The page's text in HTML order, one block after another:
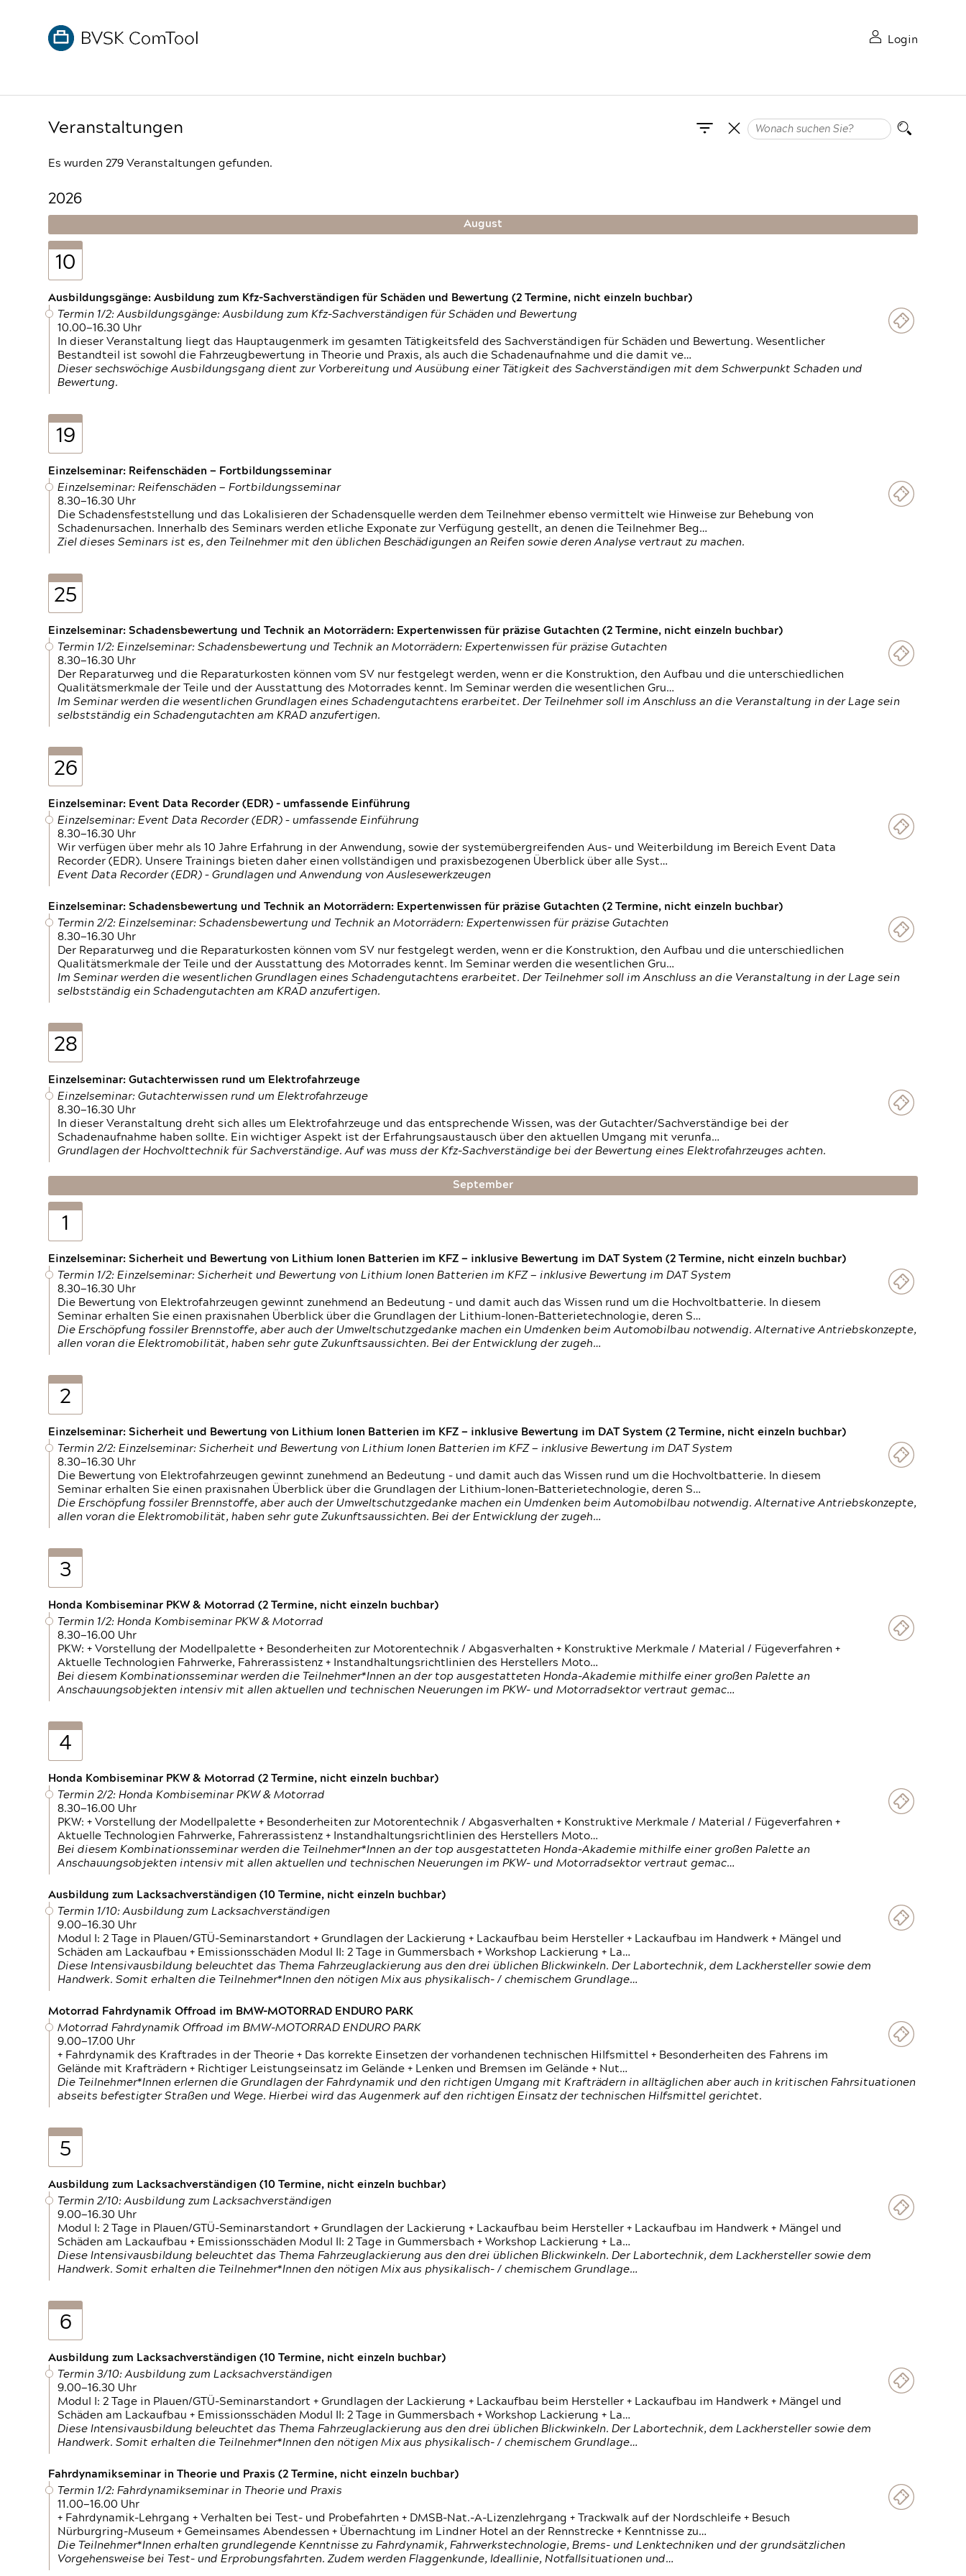
Login
Veranstaltungen
Es wurden 279 Veranstaltungen gefunden.
2026
August
10
Ausbildungsgänge: Ausbildung zum Kfz-Sachverständigen für Schäden und Bewertung (2 Termine, nicht einzeln buchbar)
Termin 1/2: Ausbildungsgänge: Ausbildung zum Kfz-Sachverständigen für Schäden und Bewertung
10.00—16.30 Uhr
In dieser Veranstaltung liegt das Hauptaugenmerk im gesamten Tätigkeitsfeld des Sachverständigen für Schäden und Bewertung. Wesentlicher
Bestandteil ist sowohl die Fahrzeugbewertung in Theorie und Praxis, als auch die Schadenaufnahme und die damit ve…
Dieser sechswöchige Ausbildungsgang dient zur Vorbereitung und Ausübung einer Tätigkeit des Sachverständigen mit dem Schwerpunkt Schaden und
Bewertung.
19
Einzelseminar: Reifenschäden — Fortbildungsseminar
Einzelseminar: Reifenschäden — Fortbildungsseminar
8.30—16.30 Uhr
Die Schadensfeststellung und das Lokalisieren der Schadensquelle werden dem Teilnehmer ebenso vermittelt wie Hinweise zur Behebung von
Schadenursachen. Innerhalb des Seminars werden etliche Exponate zur Verfügung gestellt, an denen die Teilnehmer Beg…
Ziel dieses Seminars ist es, den Teilnehmer mit den üblichen Beschädigungen an Reifen sowie deren Analyse vertraut zu machen.
25
Einzelseminar: Schadensbewertung und Technik an Motorrädern: Expertenwissen für präzise Gutachten (2 Termine, nicht einzeln buchbar)
Termin 1/2: Einzelseminar: Schadensbewertung und Technik an Motorrädern: Expertenwissen für präzise Gutachten
8.30—16.30 Uhr
Der Reparaturweg und die Reparaturkosten können vom SV nur festgelegt werden, wenn er die Konstruktion, den Aufbau und die unterschiedlichen
Qualitätsmerkmale der Teile und der Ausstattung des Motorrades kennt. Im Seminar werden die wesentlichen Gru…
Im Seminar werden die wesentlichen Grundlagen eines Schadengutachtens erarbeitet. Der Teilnehmer soll im Anschluss an die Veranstaltung in der Lage sein
selbstständig ein Schadengutachten am KRAD anzufertigen.
26
Einzelseminar: Event Data Recorder (EDR) – umfassende Einführung
Einzelseminar: Event Data Recorder (EDR) – umfassende Einführung
8.30—16.30 Uhr
Wir verfügen über mehr als 10 Jahre Erfahrung in der Anwendung, sowie der systemübergreifenden Aus- und Weiterbildung im Bereich Event Data
Recorder (EDR). Unsere Trainings bieten daher einen vollständigen und praxisbezogenen Überblick über alle Syst…
Event Data Recorder (EDR) – Grundlagen und Anwendung von Auslesewerkzeugen
Einzelseminar: Schadensbewertung und Technik an Motorrädern: Expertenwissen für präzise Gutachten (2 Termine, nicht einzeln buchbar)
Termin 2/2: Einzelseminar: Schadensbewertung und Technik an Motorrädern: Expertenwissen für präzise Gutachten
8.30—16.30 Uhr
Der Reparaturweg und die Reparaturkosten können vom SV nur festgelegt werden, wenn er die Konstruktion, den Aufbau und die unterschiedlichen
Qualitätsmerkmale der Teile und der Ausstattung des Motorrades kennt. Im Seminar werden die wesentlichen Gru…
Im Seminar werden die wesentlichen Grundlagen eines Schadengutachtens erarbeitet. Der Teilnehmer soll im Anschluss an die Veranstaltung in der Lage sein
selbstständig ein Schadengutachten am KRAD anzufertigen.
28
Einzelseminar: Gutachterwissen rund um Elektrofahrzeuge
Einzelseminar: Gutachterwissen rund um Elektrofahrzeuge
8.30—16.30 Uhr
In dieser Veranstaltung dreht sich alles um Elektrofahrzeuge und das entsprechende Wissen, was der Gutachter/Sachverständige bei der
Schadenaufnahme haben sollte. Ein wichtiger Aspekt ist der Erfahrungsaustausch über den aktuellen Umgang mit verunfa…
Grundlagen der Hochvolttechnik für Sachverständige. Auf was muss der Kfz-Sachverständige bei der Bewertung eines Elektrofahrzeuges achten.
September
1
Einzelseminar: Sicherheit und Bewertung von Lithium Ionen Batterien im KFZ — inklusive Bewertung im DAT System (2 Termine, nicht einzeln buchbar)
Termin 1/2: Einzelseminar: Sicherheit und Bewertung von Lithium Ionen Batterien im KFZ — inklusive Bewertung im DAT System
8.30—16.30 Uhr
Die Bewertung von Elektrofahrzeugen gewinnt zunehmend an Bedeutung – und damit auch das Wissen rund um die Hochvoltbatterie. In diesem
Seminar erhalten Sie einen praxisnahen Überblick über die Grundlagen der Lithium-Ionen-Batterietechnologie, deren S…
Die Erschöpfung fossiler Brennstoffe, aber auch der Umweltschutzgedanke machen ein Umdenken beim Automobilbau notwendig. Alternative Antriebskonzepte,
allen voran die Elektromobilität, haben sehr gute Zukunftsaussichten. Bei der Entwicklung der zugeh…
2
Einzelseminar: Sicherheit und Bewertung von Lithium Ionen Batterien im KFZ — inklusive Bewertung im DAT System (2 Termine, nicht einzeln buchbar)
Termin 2/2: Einzelseminar: Sicherheit und Bewertung von Lithium Ionen Batterien im KFZ — inklusive Bewertung im DAT System
8.30—16.30 Uhr
Die Bewertung von Elektrofahrzeugen gewinnt zunehmend an Bedeutung – und damit auch das Wissen rund um die Hochvoltbatterie. In diesem
Seminar erhalten Sie einen praxisnahen Überblick über die Grundlagen der Lithium-Ionen-Batterietechnologie, deren S…
Die Erschöpfung fossiler Brennstoffe, aber auch der Umweltschutzgedanke machen ein Umdenken beim Automobilbau notwendig. Alternative Antriebskonzepte,
allen voran die Elektromobilität, haben sehr gute Zukunftsaussichten. Bei der Entwicklung der zugeh…
3
Honda Kombiseminar PKW & Motorrad (2 Termine, nicht einzeln buchbar)
Termin 1/2: Honda Kombiseminar PKW & Motorrad
8.30—16.00 Uhr
PKW: + Vorstellung der Modellpalette + Besonderheiten zur Motorentechnik / Abgasverhalten + Konstruktive Merkmale / Material / Fügeverfahren +
Aktuelle Technologien Fahrwerke, Fahrerassistenz + Instandhaltungsrichtlinien des Herstellers Moto…
Bei diesem Kombinationsseminar werden die Teilnehmer*Innen an der top ausgestatteten Honda-Akademie mithilfe einer großen Palette an
Anschauungsobjekten intensiv mit allen aktuellen und technischen Neuerungen im PKW- und Motorradsektor vertraut gemac…
4
Honda Kombiseminar PKW & Motorrad (2 Termine, nicht einzeln buchbar)
Termin 2/2: Honda Kombiseminar PKW & Motorrad
8.30—16.00 Uhr
PKW: + Vorstellung der Modellpalette + Besonderheiten zur Motorentechnik / Abgasverhalten + Konstruktive Merkmale / Material / Fügeverfahren +
Aktuelle Technologien Fahrwerke, Fahrerassistenz + Instandhaltungsrichtlinien des Herstellers Moto…
Bei diesem Kombinationsseminar werden die Teilnehmer*Innen an der top ausgestatteten Honda-Akademie mithilfe einer großen Palette an
Anschauungsobjekten intensiv mit allen aktuellen und technischen Neuerungen im PKW- und Motorradsektor vertraut gemac…
Ausbildung zum Lacksachverständigen (10 Termine, nicht einzeln buchbar)
Termin 1/10: Ausbildung zum Lacksachverständigen
9.00—16.30 Uhr
Modul I: 2 Tage in Plauen/GTÜ-Seminarstandort + Grundlagen der Lackierung + Lackaufbau beim Hersteller + Lackaufbau im Handwerk + Mängel und
Schäden am Lackaufbau + Emissionsschäden Modul II: 2 Tage in Gummersbach + Workshop Lackierung + La…
Diese Intensivausbildung beleuchtet das Thema Fahrzeuglackierung aus den drei üblichen Blickwinkeln. Der Labortechnik, dem Lackhersteller sowie dem
Handwerk. Somit erhalten die Teilnehmer*Innen den nötigen Mix aus physikalisch- / chemischem Grundlage…
Motorrad Fahrdynamik Offroad im BMW-MOTORRAD ENDURO PARK
Motorrad Fahrdynamik Offroad im BMW-MOTORRAD ENDURO PARK
9.00—17.00 Uhr
+ Fahrdynamik des Kraftrades in der Theorie + Das korrekte Einsetzen der vorhandenen technischen Hilfsmittel + Besonderheiten des Fahrens im
Gelände mit Krafträdern + Richtiger Leistungseinsatz im Gelände + Lenken und Bremsen im Gelände + Nut…
Die Teilnehmer*Innen erlernen die Grundlagen der Fahrdynamik und den richtigen Umgang mit Krafträdern in alltäglichen aber auch in kritischen Fahrsituationen
abseits befestigter Straßen und Wege. Hierbei wird das Augenmerk auf den richtigen Einsatz der technischen Hilfsmittel gerichtet.
5
Ausbildung zum Lacksachverständigen (10 Termine, nicht einzeln buchbar)
Termin 2/10: Ausbildung zum Lacksachverständigen
9.00—16.30 Uhr
Modul I: 2 Tage in Plauen/GTÜ-Seminarstandort + Grundlagen der Lackierung + Lackaufbau beim Hersteller + Lackaufbau im Handwerk + Mängel und
Schäden am Lackaufbau + Emissionsschäden Modul II: 2 Tage in Gummersbach + Workshop Lackierung + La…
Diese Intensivausbildung beleuchtet das Thema Fahrzeuglackierung aus den drei üblichen Blickwinkeln. Der Labortechnik, dem Lackhersteller sowie dem
Handwerk. Somit erhalten die Teilnehmer*Innen den nötigen Mix aus physikalisch- / chemischem Grundlage…
6
Ausbildung zum Lacksachverständigen (10 Termine, nicht einzeln buchbar)
Termin 3/10: Ausbildung zum Lacksachverständigen
9.00—16.30 Uhr
Modul I: 2 Tage in Plauen/GTÜ-Seminarstandort + Grundlagen der Lackierung + Lackaufbau beim Hersteller + Lackaufbau im Handwerk + Mängel und
Schäden am Lackaufbau + Emissionsschäden Modul II: 2 Tage in Gummersbach + Workshop Lackierung + La…
Diese Intensivausbildung beleuchtet das Thema Fahrzeuglackierung aus den drei üblichen Blickwinkeln. Der Labortechnik, dem Lackhersteller sowie dem
Handwerk. Somit erhalten die Teilnehmer*Innen den nötigen Mix aus physikalisch- / chemischem Grundlage…
Fahrdynamikseminar in Theorie und Praxis (2 Termine, nicht einzeln buchbar)
Termin 1/2: Fahrdynamikseminar in Theorie und Praxis
11.00—16.00 Uhr
+ Fahrdynamik-Lehrgang + Verhalten bei Test- und Probefahrten + DMSB-Nat.-A-Lizenzlehrgang + Trackwalk auf der Nordschleife + Besuch
Nürburgring-Museum + Gemeinsames Abendessen + Übernachtung im Lindner Hotel an der Rennstrecke + Kenntnisse zu…
Die Teilnehmer*Innen erhalten grundlegende Kenntnisse zu Fahrdynamik, Fahrwerkstechnologie, Brems- und Lenktechniken und der grundsätzlichen
Vorgehensweise bei Test- und Erprobungsfahrten. Zudem werden Flaggenkunde, Ideallinie, Notfallsituationen und…